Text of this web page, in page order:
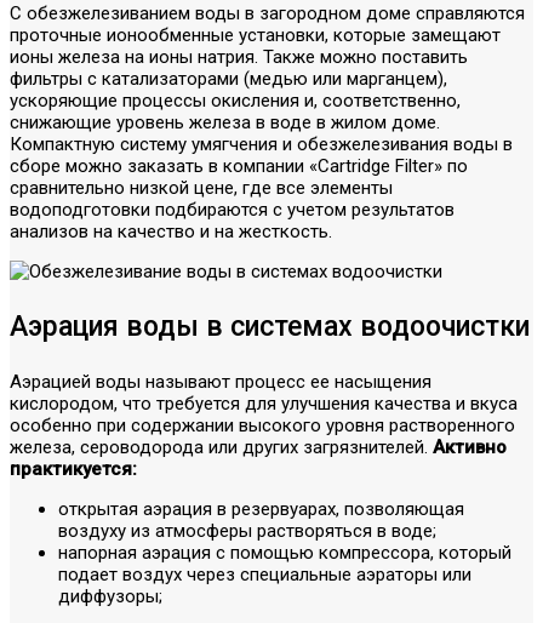
С обезжелезиванием воды в загородном доме справляются
проточные ионообменные установки, которые замещают
ионы железа на ионы натрия. Также можно поставить
фильтры с катализаторами (медью или марганцем),
ускоряющие процессы окисления и, соответственно,
снижающие уровень железа в воде в жилом доме.
Компактную систему умягчения и обезжелезивания воды в
сборе можно заказать в компании «Cartridge Filter» по
сравнительно низкой цене, где все элементы
водоподготовки подбираются с учетом результатов
анализов на качество и на жесткость.
Аэрация воды в системах водоочистки
Аэрацией воды называют процесс ее насыщения
кислородом, что требуется для улучшения качества и вкуса
особенно при содержании высокого уровня растворенного
железа, сероводорода или других загрязнителей. Активно
практикуется:
открытая аэрация в резервуарах, позволяющая
воздуху из атмосферы растворяться в воде;
напорная аэрация с помощью компрессора, который
подает воздух через специальные аэраторы или
диффузоры;